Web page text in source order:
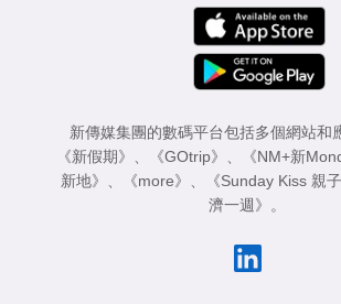
新傳媒集團的數碼平台包括多個網站和
《新假期》 、 《GOtrip》 、 《NM+新
新地》 、 《more》 、 《Sunday Kiss 親
濟一週》 。